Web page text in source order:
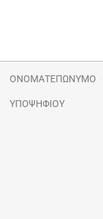
ΟΝΟΜΑΤΕΠΩΝΥΜΟ
ΥΠΟΨΗΦΙΟΥ